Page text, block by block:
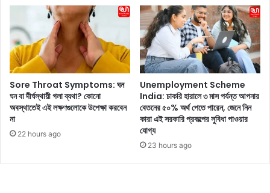
৭
জ
র
ম
ধ্যে
র
য়ে
ছে
প্রা
Sore Throat Symptoms: ঘন
ঘন বা দীর্ঘস্থায়ী গলা ব্যথা? কোনো
অবস্থাতেই এই লক্ষণগুলোকে উপেক্ষা করবেন
না
22 hours ago
Unemployment Scheme
India: চাকরি হারালে ৩ মাস পর্যন্ত আপনার
বেতনের ৫০% অর্থ পেতে পারেন, জেনে নিন
কারা এই সরকারি প্রকল্পের সুবিধা পাওয়ার
যোগ্য
23 hours ago